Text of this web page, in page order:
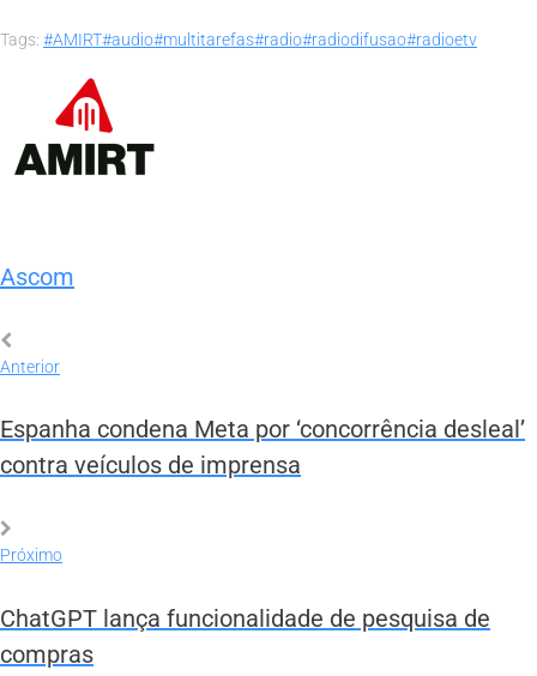
Tags: #AMIRT#audio#multitarefas#radio#radiodifusao#radioetv
Ascom
Anterior
Espanha condena Meta por ‘concorrência desleal’
contra veículos de imprensa
Próximo
ChatGPT lança funcionalidade de pesquisa de
compras